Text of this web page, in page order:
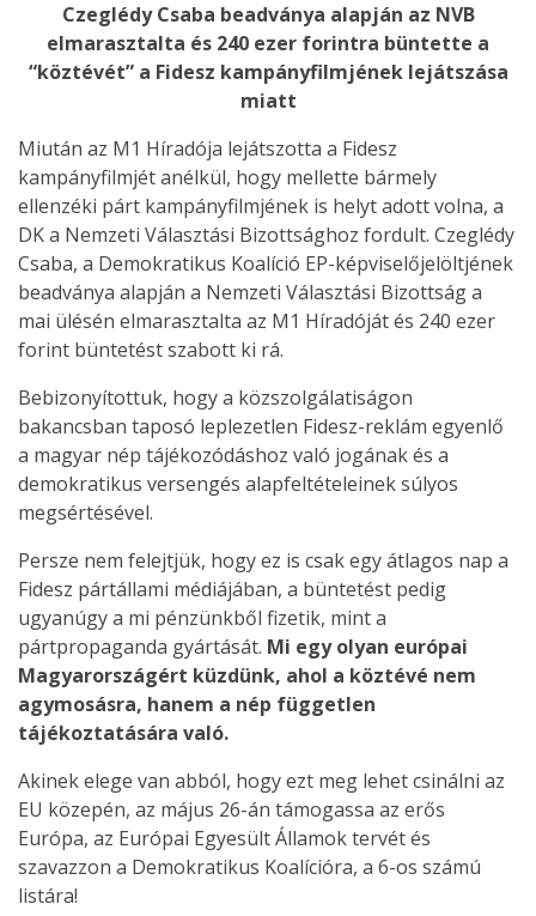
Czeglédy Csaba beadványa alapján az NVB
elmarasztalta és 240 ezer forintra büntette a
“köztévét” a Fidesz kampányfilmjének lejátszása
miatt
Miután az M1 Híradója lejátszotta a Fidesz
kampányfilmjét anélkül, hogy mellette bármely
ellenzéki párt kampányfilmjének is helyt adott volna, a
DK a Nemzeti Választási Bizottsághoz fordult. Czeglédy
Csaba, a Demokratikus Koalíció EP-képviselőjelöltjének
beadványa alapján a Nemzeti Választási Bizottság a
mai ülésén elmarasztalta az M1 Híradóját és 240 ezer
forint büntetést szabott ki rá.
Bebizonyítottuk, hogy a közszolgálatiságon
bakancsban taposó leplezetlen Fidesz-reklám egyenlő
a magyar nép tájékozódáshoz való jogának és a
demokratikus versengés alapfeltételeinek súlyos
megsértésével.
Persze nem felejtjük, hogy ez is csak egy átlagos nap a
Fidesz pártállami médiájában, a büntetést pedig
ugyanúgy a mi pénzünkből fizetik, mint a
pártpropaganda gyártását. Mi egy olyan európai
Magyarországért küzdünk, ahol a köztévé nem
agymosásra, hanem a nép független
tájékoztatására való.
Akinek elege van abból, hogy ezt meg lehet csinálni az
EU közepén, az május 26-án támogassa az erős
Európa, az Európai Egyesült Államok tervét és
szavazzon a Demokratikus Koalícióra, a 6-os számú
listára!